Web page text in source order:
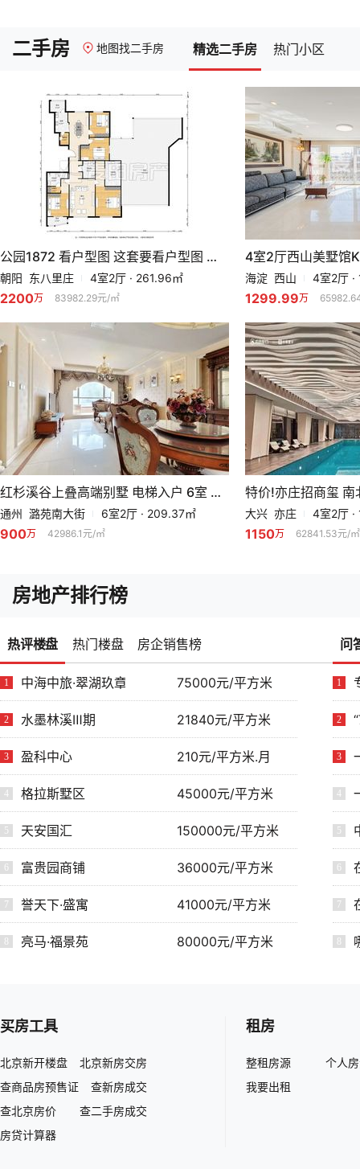
二手房 地图找二手房 精选二手房 热门小区
公园1872 看户型图 这套要看户型图 有惊喜!
朝阳 东八里庄 4室2厅 · 261.96㎡
2200万 83982.29元/㎡
4室2厅西山美墅馆
海淀 西山 4室2厅 ·
1299.99万
红杉溪谷上叠高端别墅 电梯入户 6室 带2路台 近市政府急售
通州 潞苑南大街 6室2厅 · 209.37㎡
900万 42986.1元/㎡
大兴 亦庄 4室2厅
1150万 62841.53元/㎡
房地产排行榜
热评楼盘 热门楼盘 房企销售榜
1 中海中旅·翠湖玖章 75000元/平方米
2 水墨林溪Ⅲ期 21840元/平方米
3 盈科中心 210元/平方米.月
4 格拉斯墅区 45000元/平方米
5 天安国汇 150000元/平方米
6 富贵园商铺 36000元/平方米
7 誉天下·盛寓 41000元/平方米
亮马·福景苑 80000元/平方米
问
1
2
3
4
5
6
7
买房工具
北京新开楼盘
北京新房交房
查商品房预售证
查新房成交
查北京房价
查二手房成交
房贷计算器
租房
整租房源
个人
我要出租